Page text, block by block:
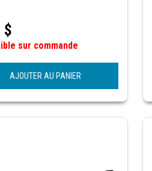
$
sur commande
AJOUTER AU PANIER